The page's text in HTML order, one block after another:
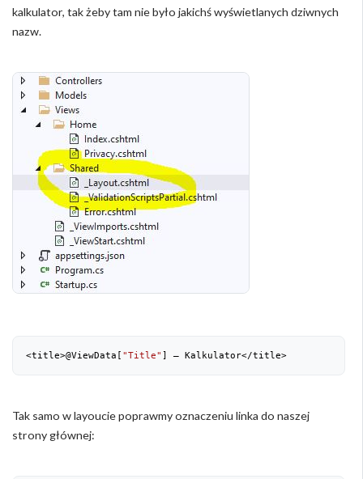
kalkulator, tak żeby tam nie było jakichś wyświetlanych dziwnych
nazw.
<title>@ViewData[ "Title" ] – Kalkulator</title>
Tak samo w layoucie poprawmy oznaczeniu linka do naszej
strony głównej: